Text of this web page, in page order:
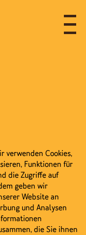
verwenden Cookies,
Funktionen für
die Zugriffe auf
geben wir
Website an
und Analysen
die Sie ihnen